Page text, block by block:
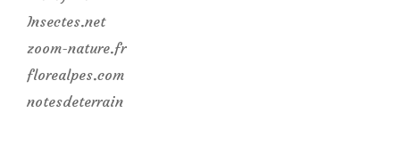
Insectes.net
zoom-nature.fr
florealpes.com
notesdeterrain